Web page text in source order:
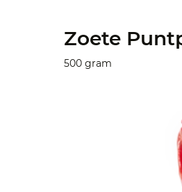
Zoete
500 gram